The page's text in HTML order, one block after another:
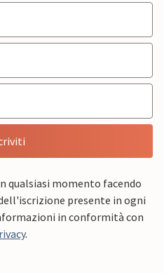
qualsiasi momento facendo
presente in ogni
in conformità con
.